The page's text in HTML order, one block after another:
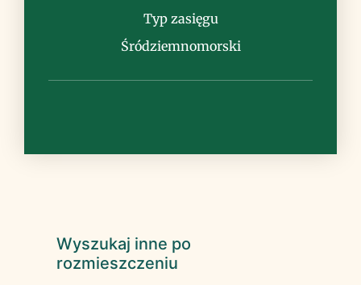
Typ zasięgu
Śródziemnomorski
Wyszukaj inne po
rozmieszczeniu